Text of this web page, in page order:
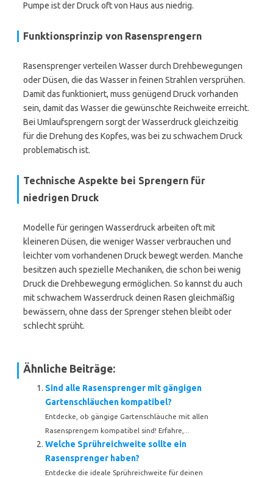
Pumpe ist der Druck oft von Haus aus niedrig.
Funktionsprinzip von Rasensprengern
Rasensprenger verteilen Wasser durch Drehbewegungen
oder Düsen, die das Wasser in feinen Strahlen versprühen.
Damit das funktioniert, muss genügend Druck vorhanden
sein, damit das Wasser die gewünschte Reichweite erreicht.
Bei Umlaufsprengern sorgt der Wasserdruck gleichzeitig
für die Drehung des Kopfes, was bei zu schwachem Druck
problematisch ist.
Technische Aspekte bei Sprengern für
niedrigen Druck
Modelle für geringen Wasserdruck arbeiten oft mit
kleineren Düsen, die weniger Wasser verbrauchen und
leichter vom vorhandenen Druck bewegt werden. Manche
besitzen auch spezielle Mechaniken, die schon bei wenig
Druck die Drehbewegung ermöglichen. So kannst du auch
mit schwachem Wasserdruck deinen Rasen gleichmäßig
bewässern, ohne dass der Sprenger stehen bleibt oder
schlecht sprüht.
Ähnliche Beiträge:
Sind alle Rasensprenger mit gängigen
Gartenschläuchen kompatibel?
Entdecke, ob gängige Gartenschläuche mit allen
Rasensprengern kompatibel sind! Erfahre,...
Welche Sprühreichweite sollte ein
Rasensprenger haben?
Entdecke die ideale Sprühreichweite für deinen